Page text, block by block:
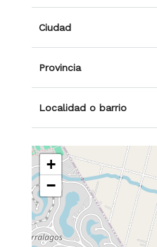
Ciudad
Provincia
Localidad o barrio
+
−